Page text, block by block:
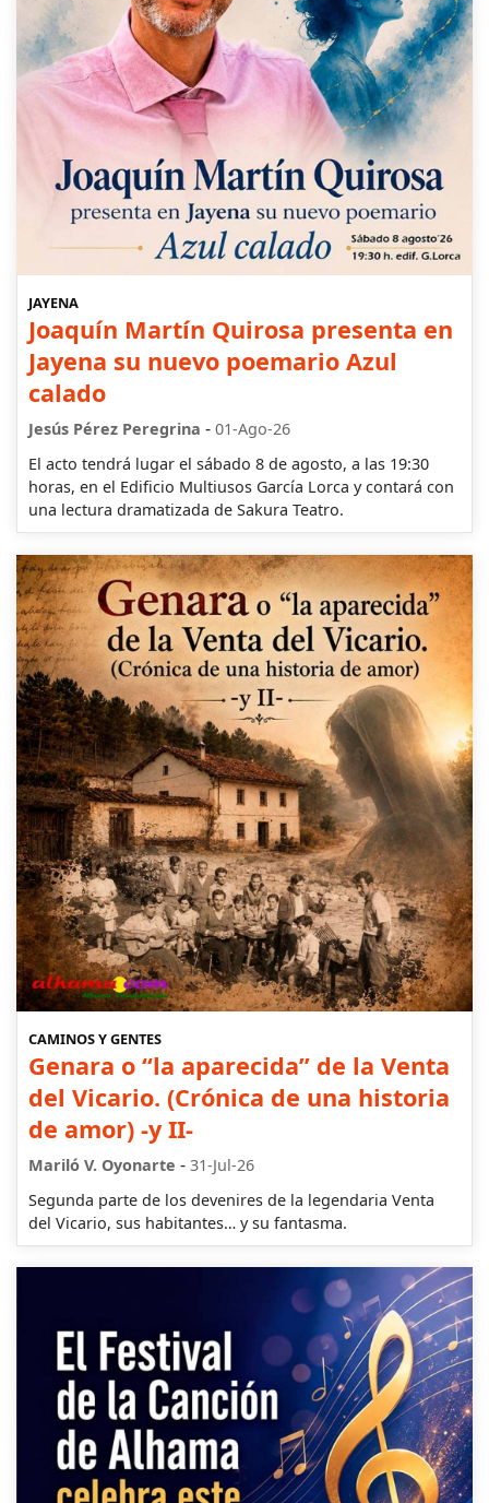
JAYENA
Joaquín Martín Quirosa presenta en
Jayena su nuevo poemario Azul
calado
Jesús Pérez Peregrina - 01-Ago-26
El acto tendrá lugar el sábado 8 de agosto, a las 19:30
horas, en el Edificio Multiusos García Lorca y contará con
una lectura dramatizada de Sakura Teatro.
CAMINOS Y GENTES
Genara o “la aparecida” de la Venta
del Vicario. (Crónica de una historia
de amor) -y II-
Mariló V. Oyonarte - 31-Jul-26
Segunda parte de los devenires de la legendaria Venta
del Vicario, sus habitantes… y su fantasma.